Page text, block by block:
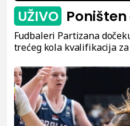
UŽIVO
Fudbaleri Partizana
trećeg kola kvalifikacija